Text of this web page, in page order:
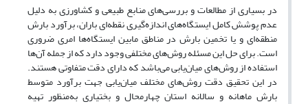
در بسیاری از مطالعات و بررسی‌های منابع طبیعی و کشاورزی به ‌دلیل
عدم پوشش کامل ایستگاه‌های اندازه‌‌گیری نقطه‌ای باران، برآورد بارش
منطقه‌ای و یا تخمین بارش در مناطق مابین ایستگاه‌ها امری ضروری
است. برای حل این مسئله روش‌های مختلفی وجود دارد که از جمله آن‌ها
استفاده از روش‌های میان‌یابی می‌باشد که دارای دقت متفاوتی هستند.
در این تحقیق دقت روش‌های مختلف میان‌یابی جهت برآورد متوسط
بارش ماهانه و سالانه استان چهارمحال و بختیاری به‌منظور تهیه